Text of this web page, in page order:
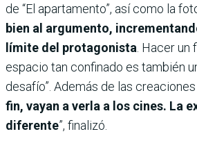
de “El apartamento”, así como la
bien al argumento,
límite del protagonista . Hacer
espacio tan confinado es también
desafío”. Además de las
fin, vayan a verla a los cines. La
diferente”, finalizó.